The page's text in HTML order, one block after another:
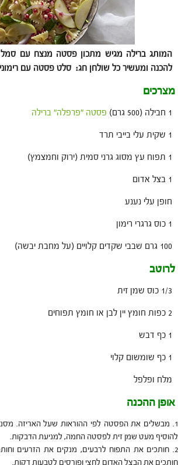
המותג ברילה מגיש מתכון פסטה מנצח עם סמל
להכנה ומעשיר כל שולחן חג: סלט פסטה עם
מצרכים
1 חבילה (500 גרם) פסטה "פרפלה" ברילה
1 שקית עלי בייבי תרד
1 תפוח עץ מסוג גרני סמית (ירוק וחמצמץ)
1 בצל אדום
חופן עלי נענע
1 כוס גרגרי רימון
100 גרם שבבי שקדים קלויים (על מחבת יבשה)
לרוטב
1/3 כוס שמן זית
2 כפות חומץ יין לבן או חומץ תפוחים
1 כף דבש
1 כף שומשום קלוי
מלח ופלפל
אופן ההכנה
מבשלים את הפסטה לפי ההוראות שעל האריזה.
להוסיף מעט שמן זית לפסטה החמה, למניעת הדבקות.
חותכים את התפוח לרבעים, מנקים את הזרעים
חותכים את הבצל האדום לחצי ופורסים לטבעות דקות.